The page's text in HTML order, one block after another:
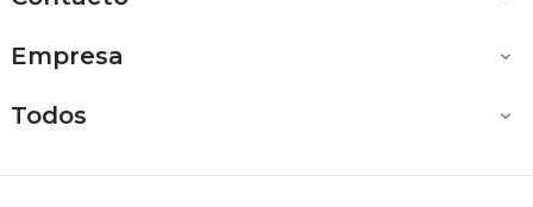
Empresa 
Todos 